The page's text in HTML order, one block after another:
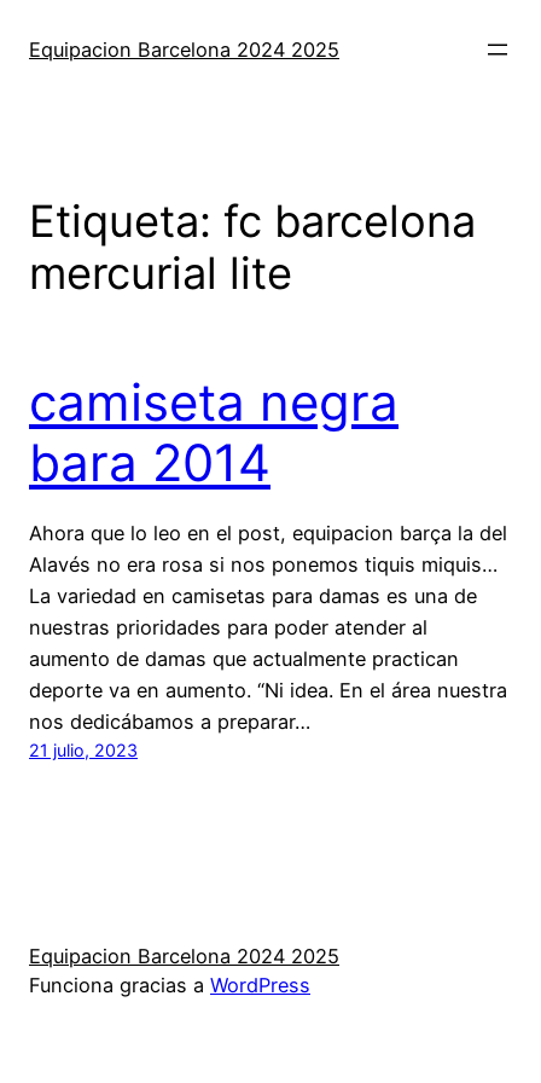
Equipacion Barcelona 2024 2025
Etiqueta: fc barcelona
mercurial lite
camiseta negra
bara 2014
Ahora que lo leo en el post, equipacion barça la del
Alavés no era rosa si nos ponemos tiquis miquis…
La variedad en camisetas para damas es una de
nuestras prioridades para poder atender al
aumento de damas que actualmente practican
deporte va en aumento. “Ni idea. En el área nuestra
nos dedicábamos a preparar…
21 julio, 2023
Equipacion Barcelona 2024 2025
Funciona gracias a WordPress